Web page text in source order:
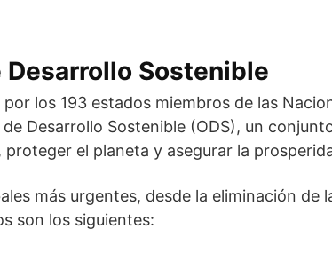
Sostenible
los 193 estados miembros de las
Desarrollo Sostenible (ODS), un
el planeta y asegurar la
más urgentes, desde la eliminación de
son los siguientes: